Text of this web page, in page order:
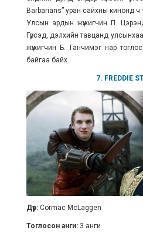
Barbarians” уран сайхны кинонд ч
Улсын ардын жүжигчин П.
Гүрсэд, дэлхийн тавцанд
жүжигчин Б. Ганчимэг нар
байгаа байх.
7. FREDDIE
Дүр: Cormac McLaggen
Тоглосон анги: 3 анги